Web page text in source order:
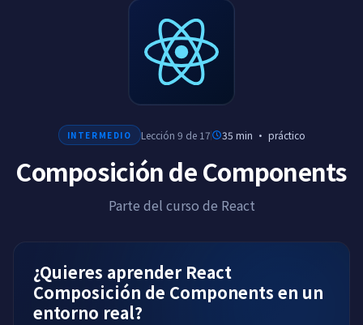
INTERMEDIO Lección 9 de 17 35 min · práctico
Composición de Components
Parte del curso de React
¿Quieres aprender React
Composición de Components en un
entorno real?